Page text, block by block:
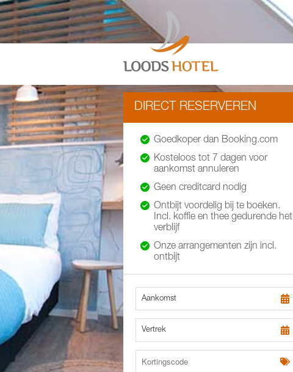
DIRECT RESERVEREN
Goedkoper dan Booking.com
Kosteloos tot 7 dagen voor
aankomst annuleren
Geen creditcard nodig
Ontbijt voordelig bij te boeken.
Incl. koffie en thee gedurende het
verblijf
Onze arrangementen zijn incl.
ontbijt
Aankomst
Vertrek